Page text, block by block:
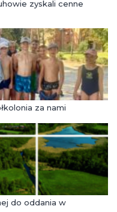
zyskali cenne
za nami
do oddania w